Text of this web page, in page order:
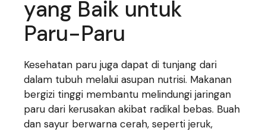
yang Baik untuk
Paru-Paru
Kesehatan paru juga dapat di tunjang dari
dalam tubuh melalui asupan nutrisi. Makanan
bergizi tinggi membantu melindungi jaringan
paru dari kerusakan akibat radikal bebas. Buah
dan sayur berwarna cerah, seperti jeruk,